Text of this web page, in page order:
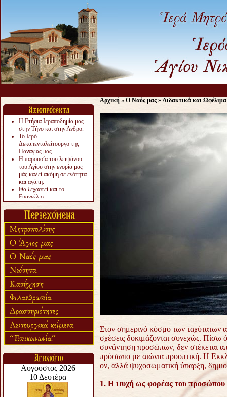
Η Ετήσια Ιεραποδημία μας
στην Τήνο και στην Άνδρο.
Το Ιερό
Δεκαπενταλείτουργο της
Παναγίας μας.
Η παρουσία του λειψάνου
του Αγίου στην ενορία μας
μάς καλεί ακόμη σε ενότητα
και αγάπη.
Θα ξεχαστεί και το
Ευαγγέλιο;
«πολύ αργά».
Ζητείται....
Αρχική » Ο Ναός μας » Διδακτικά και Ωφέλιμα
Στον σημερινό κόσμο των ταχύτατων
σχέσεις δοκιμάζονται συνεχώς.
συνάντηση προσώπων, δεν στέκεται
πρόσωπο με αιώνια προοπτική. Η
ον, αλλά ψυχοσωματική ύπαρξη,
1. Η ψυχή ως φορέας του προσώπου